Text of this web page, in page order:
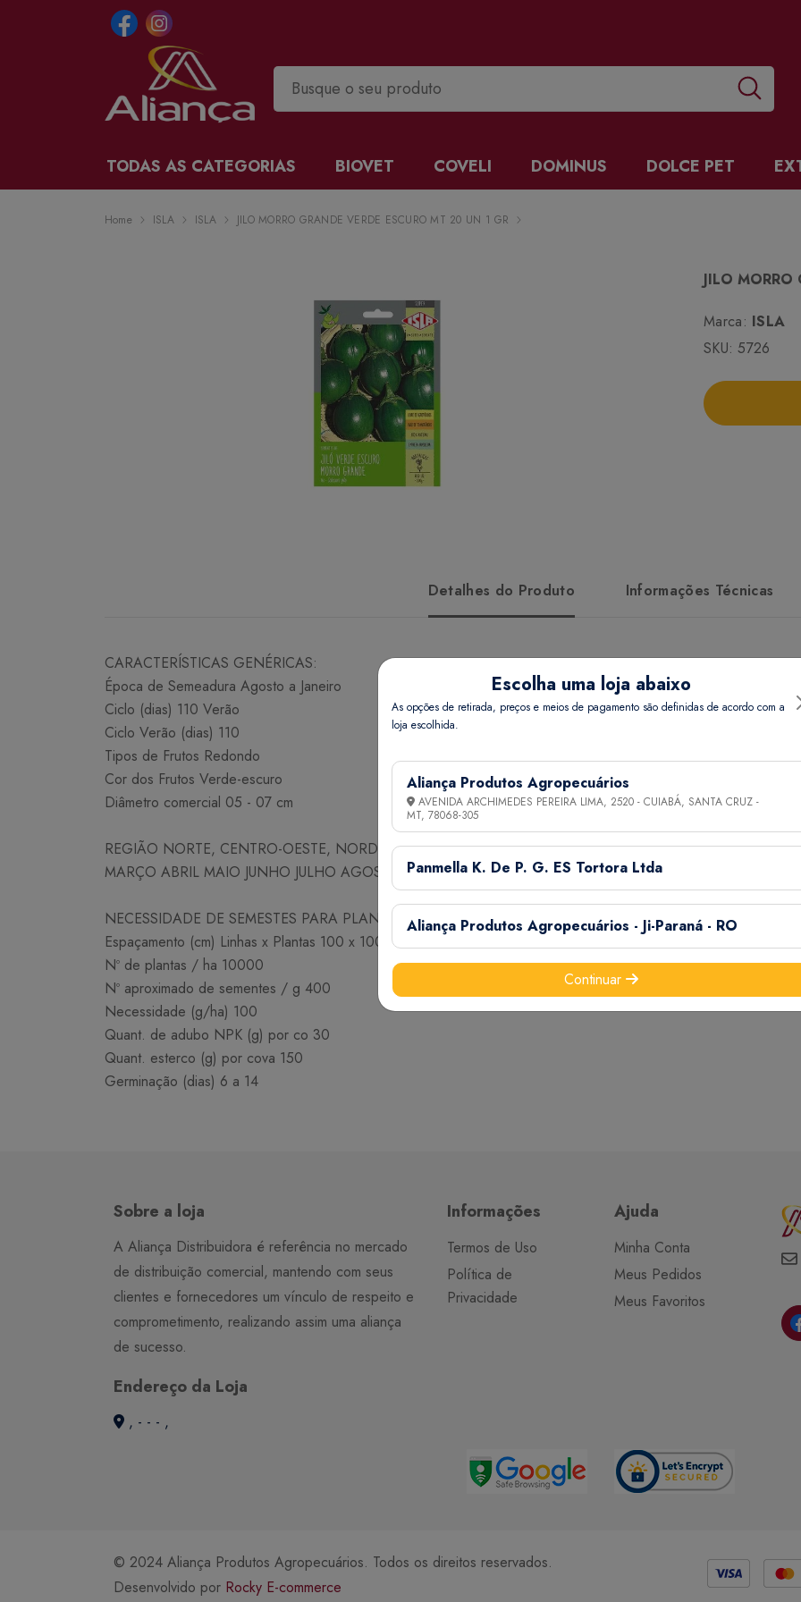
TODAS AS CATEGORIAS BIOVET COVELI DOMINUS DOLCE PET
Home ISLA ISLA JILO MORRO GRANDE VERDE ESCURO MT 20 UN 1 GR
JILO
Marca: ISLA
SKU: 5726
Detalhes do Produto Informações Técnicas
CARACTERÍSTICAS GENÉRICAS:
Época de Semeadura Agosto a Janeiro
Ciclo (dias) 110 Verão
Ciclo Verão (dias) 110
Tipos de Frutos Redondo
Cor dos Frutos Verde-escuro
Diâmetro comercial 05 - 07 cm
REGIÃO NORTE, CENTRO-OESTE, NORDESTE DO BRASIL, RIO DE JANEIRO, ESPÍRITO SANTO, REGIÃO
MARÇO ABRIL MAIO JUNHO JULHO AGOSTO SETEMBRO OUTUBRO
NECESSIDADE DE SEMESTES PARA PLANTIO
Espaçamento (cm) Linhas x Plantas 100 x 100
Nº de plantas / ha 10000
Nº aproximado de sementes / g 400
Necessidade (g/ha) 100
Quant. de adubo NPK (g) por co 30
Quant. esterco (g) por cova 150
Germinação (dias) 6 a 14
Sobre a loja
A Aliança Distribuidora é referência no mercado
de distribuição comercial, mantendo com seus
clientes e fornecedores um vínculo de respeito e
comprometimento, realizando assim uma aliança
de sucesso.
Endereço da Loja
, - - - ,
Informações
Termos de Uso
Política de
Privacidade
Ajuda
Minha Conta
Meus Pedidos
Meus Favoritos
© 2024 Aliança Produtos Agropecuários. Todos os direitos reservados.
Desenvolvido por Rocky E-commerce
Métodos de Pagamento
Escolha uma loja abaixo
As opções de retirada, preços e meios de pagamento são definidas de acordo com a
loja escolhida.
Aliança Produtos Agropecuários
AVENIDA ARCHIMEDES PEREIRA LIMA, 2520 - CUIABÁ, SANTA CRUZ -
MT, 78068-305
Panmella K. De P. G. ES Tortora Ltda
Aliança Produtos Agropecuários - Ji-Paraná - RO
Continuar